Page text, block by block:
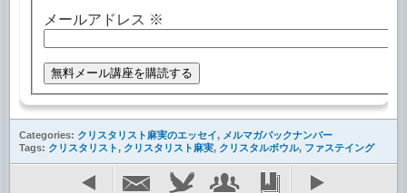
メールアドレス ※
Categories: クリスタリスト麻実のエッセイ, メルマガバックナンバー
Tags: クリスタリスト, クリスタリスト麻実, クリスタルボウル, ファステイング